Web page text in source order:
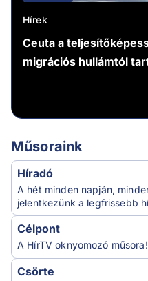
Hírek
Ceuta a
migrációs hullámtól
Műsoraink
Híradó
A hét minden napján,
jelentkezünk a legfrissebb
Célpont
A HírTV oknyomozó műsora!
Csörte